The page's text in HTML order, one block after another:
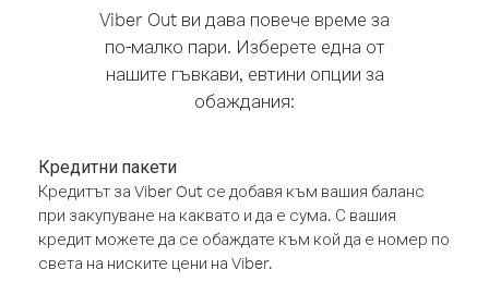
Viber Out ви дава повече време за
по-малко пари. Изберете една от
нашите гъвкави, евтини опции за
обаждания:
Кредитни пакети
Кредитът за Viber Out се добавя към вашия баланс
при закупуване на каквато и да е сума. С вашия
кредит можете да се обаждате към кой да е номер по
света на ниските цени на Viber.